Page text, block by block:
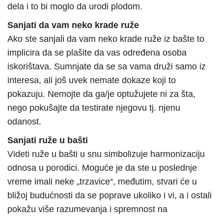
dela i to bi moglo da urodi plodom.
Sanjati da vam neko krade ruže
Ako ste sanjali da vam neko krade ruže iz bašte to
implicira da se plašite da vas određena osoba
iskorištava. Sumnjate da se sa vama druži samo iz
interesa, ali još uvek nemate dokaze koji to
pokazuju. Nemojte da ga/je optužujete ni za šta,
nego pokušajte da testirate njegovu tj. njenu
odanost.
Sanjati ruže u bašti
Videti ruže u bašti u snu simbolizuje harmonizaciju
odnosa u porodici. Moguće je da ste u poslednje
vreme imali neke „trzavice“, međutim, stvari će u
bližoj budućnosti da se poprave ukoliko i vi, a i ostali
pokažu više razumevanja i spremnost na